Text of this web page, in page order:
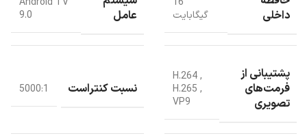
داخلی
گیگابایت
عامل
9.0
پشتیبانی از
فرمت‌های
تصویری
H.264 ,
H.265 ,
VP9
نسبت کنتراست 5000:1